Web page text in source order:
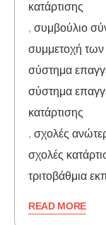
κατάρτισης
, συμβούλιο
συμμετοχή των
σύστημα
σύστημα
κατάρτισης
, σχολές
σχολές
τριτοβάθμια
READ MORE